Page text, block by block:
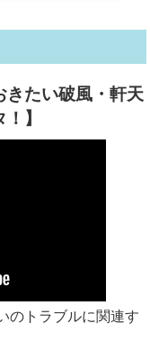
きたい破風・軒天
】
のトラブルに関連す